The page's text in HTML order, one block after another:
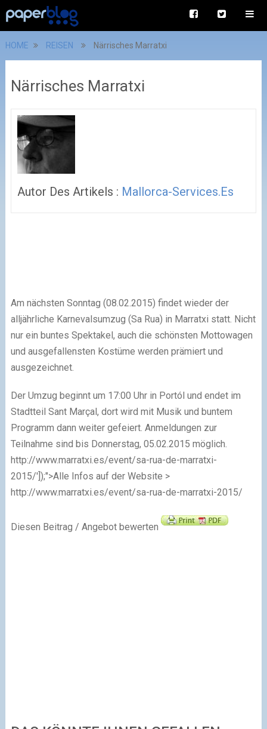
HOME REISEN Närrisches Marratxi
Närrisches Marratxi
Autor Des Artikels : Mallorca-Services.es
Am nächsten Sonntag (08.02.2015) findet wieder der
alljährliche Karnevalsumzug (Sa Rua) in Marratxi statt. Nicht
nur ein buntes Spektakel, auch die schönsten Mottowagen
und ausgefallensten Kostüme werden prämiert und
ausgezeichnet.
Der Umzug beginnt um 17:00 Uhr in Portól und endet im
Stadtteil Sant Marçal, dort wird mit Musik und buntem
Programm dann weiter gefeiert. Anmeldungen zur
Teilnahme sind bis Donnerstag, 05.02.2015 möglich.
http://www.marratxi.es/event/sa-rua-de-marratxi-
2015/']);">Alle Infos auf der Website >
http://www.marratxi.es/event/sa-rua-de-marratxi-2015/
Diesen Beitrag / Angebot bewerten